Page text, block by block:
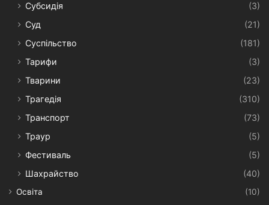
Субсидія
(3)
Суд
(21)
Суспільство
(181)
Тарифи
(3)
Тварини
(23)
Трагедія
(310)
Транспорт
(73)
Траур
(5)
Фестиваль
(5)
Шахрайство
(40)
Освіта
(10)